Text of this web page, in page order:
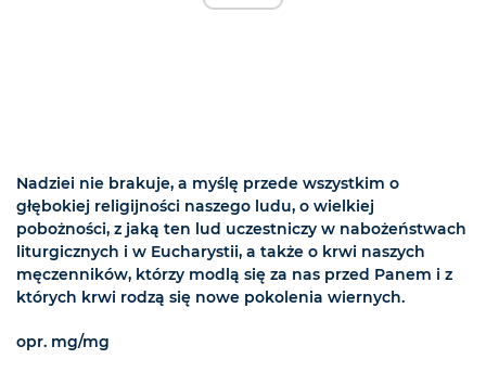
Nadziei nie brakuje, a myślę przede wszystkim o
głębokiej religijności naszego ludu, o wielkiej
pobożności, z jaką ten lud uczestniczy w nabożeństwach
liturgicznych i w Eucharystii, a także o krwi naszych
męczenników, którzy modlą się za nas przed Panem i z
których krwi rodzą się nowe pokolenia wiernych.
opr. mg/mg